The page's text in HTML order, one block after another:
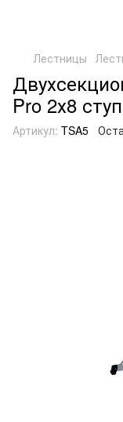
Лестницы
Pro 2х8
Артикул: TSA5